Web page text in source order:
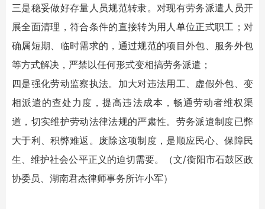
三是稳妥做好存量人员规范转隶。对现有劳务派遣人员开
展全面清理，符合条件的直接转为用人单位正式职工；对
确属短期、临时需求的，通过规范的项目外包、服务外包
等方式解决，严禁以任何形式变相搞劳务派遣；
四是强化劳动监察执法。加大对违法用工、虚假外包、变
相派遣的查处力度，提高违法成本，畅通劳动者维权渠
道，切实维护劳动法律法规的严肃性。劳务派遣制度已弊
大于利、积弊难返。废除这项制度，是顺应民心、保障民
生、维护社会公平正义的迫切需要。（文/衡阳市石鼓区政
协委员、湖南君杰律师事务所许小军）